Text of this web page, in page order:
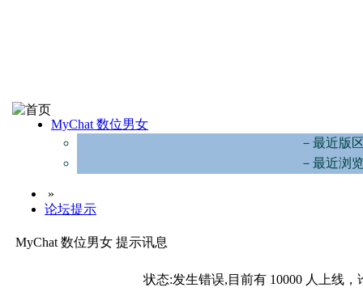
MyChat 数位男女
－最近版
－最近浏
»
论坛提示
MyChat 数位男女 提示讯息
状态:发生错误,目前有 10000 人上线